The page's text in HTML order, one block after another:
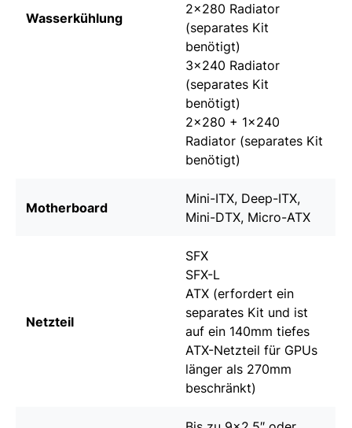
Wasserkühlung
2×280 Radiator
(separates Kit
benötigt)
3×240 Radiator
(separates Kit
benötigt)
2×280 + 1×240
Radiator (separates Kit
benötigt)
Motherboard
Mini-ITX, Deep-ITX,
Mini-DTX, Micro-ATX
Netzteil
SFX
SFX-L
ATX (erfordert ein
separates Kit und ist
auf ein 140mm tiefes
ATX-Netzteil für GPUs
länger als 270mm
beschränkt)